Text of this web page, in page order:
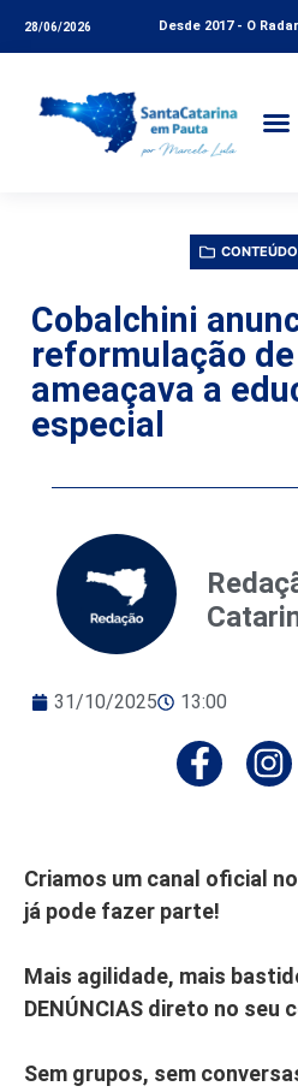
28/06/2026 Desde 2017 - O
Cobalchini
reformulação
ameaçava a
especial
31/10/2025 13:00
Criamos um canal oficial
já pode fazer parte!
Mais agilidade, mais
DENÚNCIAS direto no seu
Sem grupos, sem